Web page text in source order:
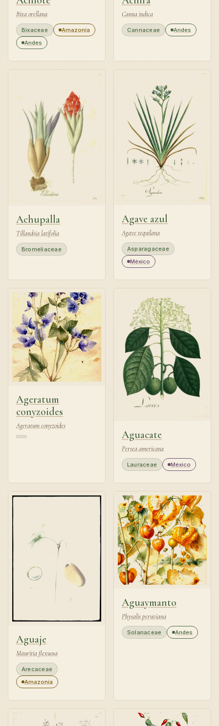
Bixa orellana
Bixaceae
Amazonia
Andes
Canna indica
Cannaceae Andes
Achupalla
Tillandsia latifolia
Bromeliaceae
Agave azul
Agave tequilana
Asparagaceae
México
Ageratum
conyzoides
Ageratum conyzoides
Aguacate
Persea americana
Lauraceae México
Aguaje
Mauritia flexuosa
Arecaceae
Amazonia
Aguaymanto
Physalis peruviana
Solanaceae Andes